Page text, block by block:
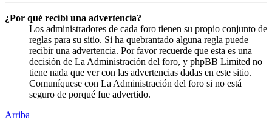
¿Por qué recibí una advertencia?
Los administradores de cada foro tienen su propio conjunto de
reglas para su sitio. Si ha quebrantado alguna regla puede
recibir una advertencia. Por favor recuerde que esta es una
decisión de La Administración del foro, y phpBB Limited no
tiene nada que ver con las advertencias dadas en este sitio.
Comuníquese con La Administración del foro si no está
seguro de porqué fue advertido.
Arriba